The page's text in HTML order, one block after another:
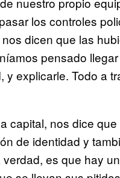
los controles
dicen que las
pensado
explicarle. Todo a
capital, nos dice
de identidad y
es que hay